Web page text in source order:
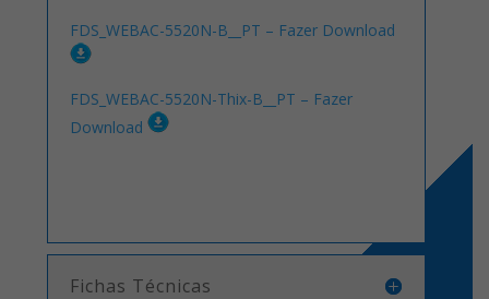
FDS_WEBAC-5520N-B__PT – Fazer Download
FDS_WEBAC-5520N-Thix-B__PT – Fazer
Download
Fichas Técnicas